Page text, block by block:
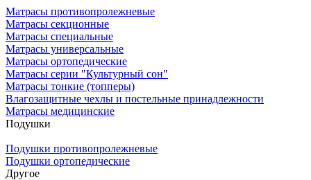
Матрасы противопролежневые
Матрасы секционные
Матрасы специальные
Матрасы универсальные
Матрасы ортопедические
Матрасы серии "Культурный сон"
Матрасы тонкие (топперы)
Влагозащитные чехлы и постельные принадлежности
Матрасы медицинские
Подушки
Подушки противопролежневые
Подушки ортопедические
Другое